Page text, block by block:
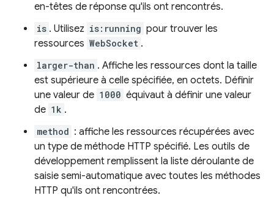
en-têtes de réponse qu'ils ont rencontrés.
is . Utilisez is:running pour trouver les
ressources WebSocket .
larger-than . Affiche les ressources dont la taille
est supérieure à celle spécifiée, en octets. Définir
une valeur de 1000 équivaut à définir une valeur
de 1k .
method : affiche les ressources récupérées avec
un type de méthode HTTP spécifié. Les outils de
développement remplissent la liste déroulante de
saisie semi-automatique avec toutes les méthodes
HTTP qu'ils ont rencontrées.